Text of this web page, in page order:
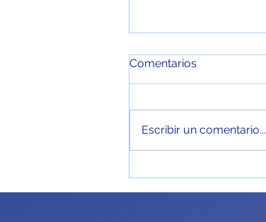
Comentarios
Escribir un comentario...